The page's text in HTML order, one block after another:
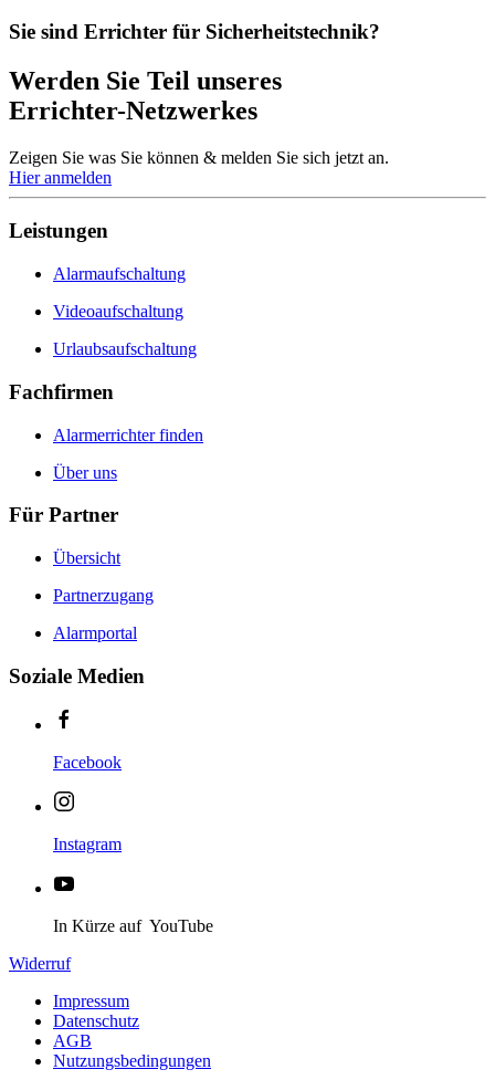
Sie sind Errichter für Sicherheitstechnik?
Werden Sie Teil unseres
Errichter-Netzwerkes
Zeigen Sie was Sie können & melden Sie sich jetzt an.
Hier anmelden
Leistungen
Alarmaufschaltung
Videoaufschaltung
Urlaubsaufschaltung
Fachfirmen
Alarmerrichter finden
Über uns
Für Partner
Übersicht
Partnerzugang
Alarmportal
Soziale Medien
Facebook
Instagram
In Kürze auf YouTube
Widerruf
Impressum
Datenschutz
AGB
Nutzungsbedingungen